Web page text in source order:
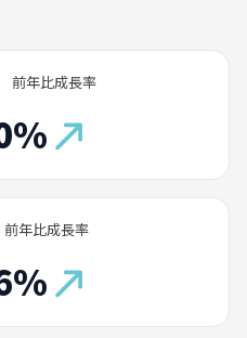
前年比成長率
前年比成長率